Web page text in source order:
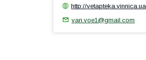
http://vetapteka.vinnica.ua
van.voe1@gmail.com